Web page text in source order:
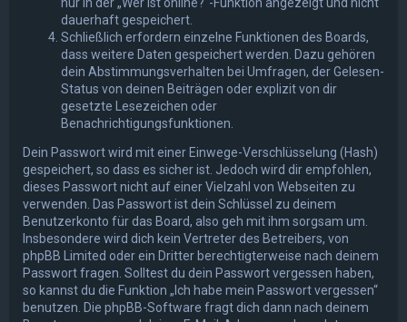
nur in der „Wer ist online?“-Funktion angezeigt und nicht
dauerhaft gespeichert.
Schließlich erfordern einzelne Funktionen des Boards,
dass weitere Daten gespeichert werden. Dazu gehören
dein Abstimmungsverhalten bei Umfragen, der Gelesen-
Status von deinen Beiträgen oder explizit von dir
gesetzte Lesezeichen oder
Benachrichtigungsfunktionen.
Dein Passwort wird mit einer Einwege-Verschlüsselung (Hash)
gespeichert, so dass es sicher ist. Jedoch wird dir empfohlen,
dieses Passwort nicht auf einer Vielzahl von Webseiten zu
verwenden. Das Passwort ist dein Schlüssel zu deinem
Benutzerkonto für das Board, also geh mit ihm sorgsam um.
Insbesondere wird dich kein Vertreter des Betreibers, von
phpBB Limited oder ein Dritter berechtigterweise nach deinem
Passwort fragen. Solltest du dein Passwort vergessen haben,
so kannst du die Funktion „Ich habe mein Passwort vergessen“
benutzen. Die phpBB-Software fragt dich dann nach deinem